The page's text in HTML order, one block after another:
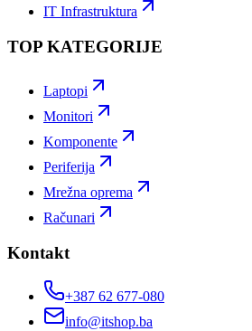
IT Infrastruktura
TOP KATEGORIJE
Laptopi
Monitori
Komponente
Periferija
Mrežna oprema
Računari
Kontakt
+387 62 677-080
info@itshop.ba